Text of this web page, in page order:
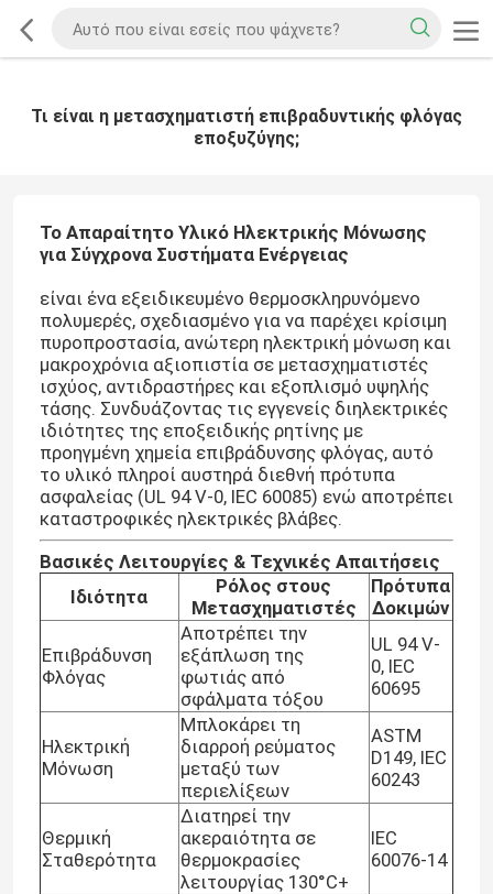
Τι είναι η μετασχηματιστή επιβραδυντικής φλόγας
εποξυζύγης;
Το Απαραίτητο Υλικό Ηλεκτρικής Μόνωσης
για Σύγχρονα Συστήματα Ενέργειας
είναι ένα εξειδικευμένο θερμοσκληρυνόμενο
πολυμερές, σχεδιασμένο για να παρέχει κρίσιμη
πυροπροστασία, ανώτερη ηλεκτρική μόνωση και
μακροχρόνια αξιοπιστία σε μετασχηματιστές
ισχύος, αντιδραστήρες και εξοπλισμό υψηλής
τάσης. Συνδυάζοντας τις εγγενείς διηλεκτρικές
ιδιότητες της εποξειδικής ρητίνης με
προηγμένη χημεία επιβράδυνσης φλόγας, αυτό
το υλικό πληροί αυστηρά διεθνή πρότυπα
ασφαλείας (UL 94 V-0, IEC 60085) ενώ αποτρέπει
καταστροφικές ηλεκτρικές βλάβες.
Βασικές Λειτουργίες & Τεχνικές Απαιτήσεις
Ιδιότητα
Ρόλος στους
Μετασχηματιστές
Πρότυπα
Δοκιμών
Επιβράδυνση
Φλόγας
Αποτρέπει την
εξάπλωση της
φωτιάς από
σφάλματα τόξου
UL 94 V-
0, IEC
60695
Ηλεκτρική
Μόνωση
Μπλοκάρει τη
διαρροή ρεύματος
μεταξύ των
περιελίξεων
ASTM
D149, IEC
60243
Θερμική
Σταθερότητα
Διατηρεί την
ακεραιότητα σε
θερμοκρασίες
λειτουργίας 130°C+
IEC
60076-14